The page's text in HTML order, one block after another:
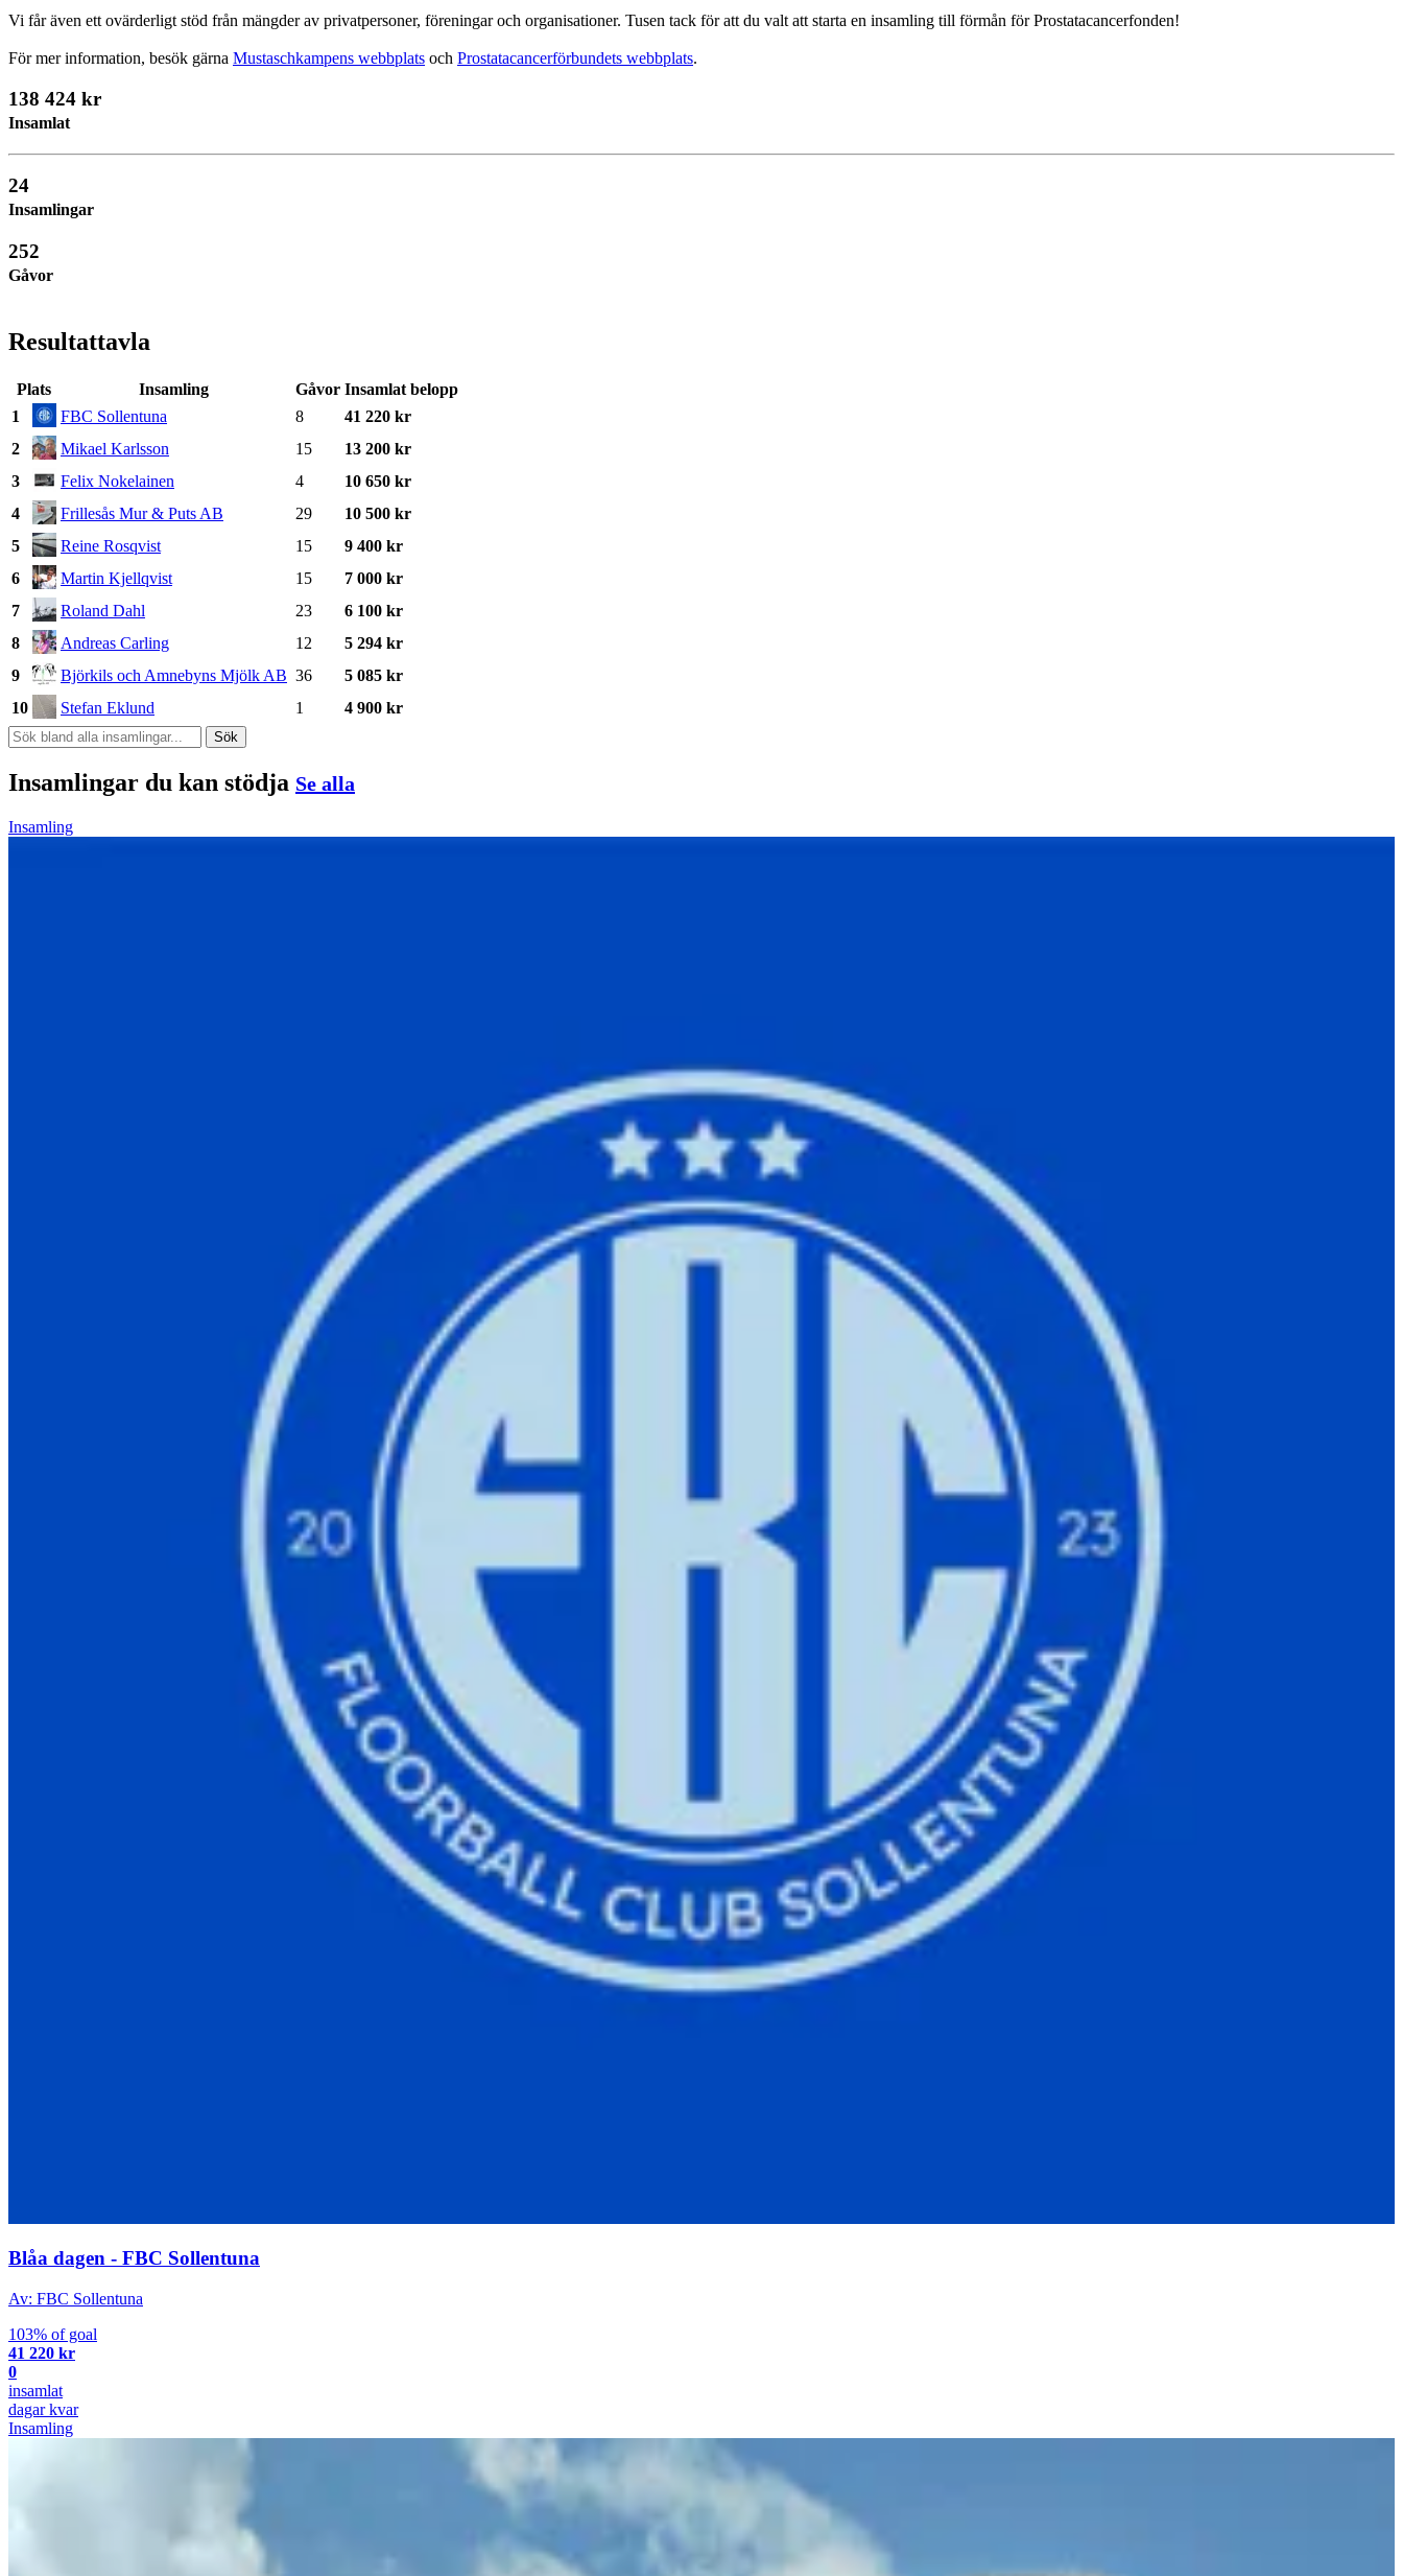
Vi får även ett ovärderligt stöd från mängder av privatpersoner, föreningar och organisationer. Tusen tack för att du valt att starta en insamling till förmån för Prostatacancerfonden!
För mer information, besök gärna Mustaschkampens webbplats och Prostatacancerförbundets webbplats.
138 424 kr
Insamlat
24
Insamlingar
252
Gåvor
Resultattavla
Plats Insamling Gåvor Insamlat belopp
1
FBC Sollentuna 8
41 220 kr
2
Mikael Karlsson 15
13 200 kr
3
Felix Nokelainen 4
10 650 kr
4
Frillesås Mur & Puts AB 29
10 500 kr
5
Reine Rosqvist 15
9 400 kr
6
Martin Kjellqvist 15
7 000 kr
7
Roland Dahl 23
6 100 kr
8
Andreas Carling 12
5 294 kr
9
Björkils och Amnebyns Mjölk AB 36
5 085 kr
10
Stefan Eklund 1 4 900 kr
Sök
Insamlingar du kan stödja Se alla
Insamling
Blåa dagen - FBC Sollentuna
Av: FBC Sollentuna
103% of goal
41 220 kr
0
insamlat
dagar kvar
Insamling